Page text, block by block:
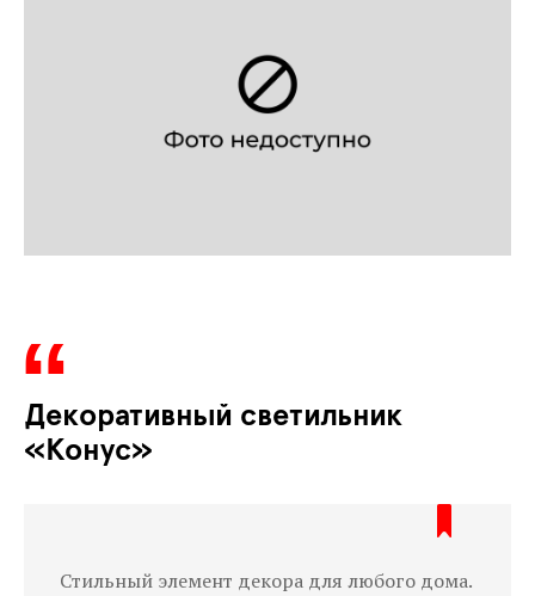
Декоративный светильник
«Конус»
Стильный элемент декора для любого дома.